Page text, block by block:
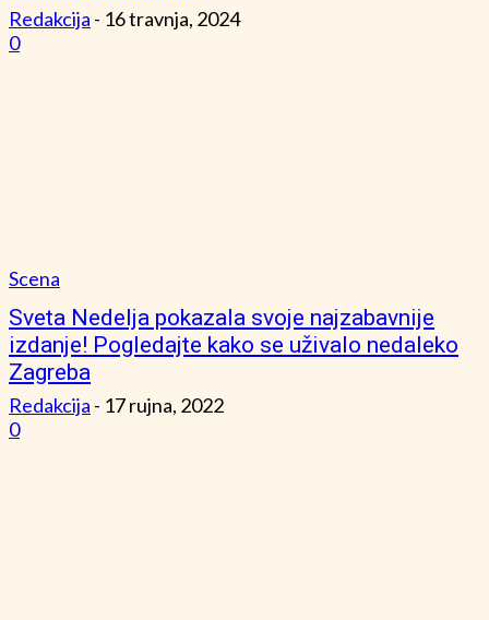
Redakcija - 16 travnja, 2024
0
Scena
Sveta Nedelja pokazala svoje najzabavnije
izdanje! Pogledajte kako se uživalo nedaleko
Zagreba
Redakcija - 17 rujna, 2022
0